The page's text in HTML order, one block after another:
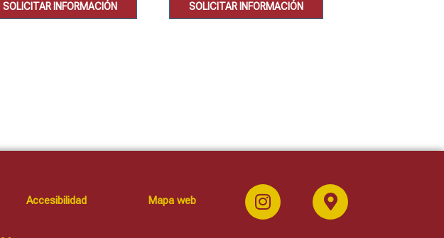
SOLICITAR INFORMACIÓN SOLICITAR INFORMACIÓN
Accesibilidad Mapa web